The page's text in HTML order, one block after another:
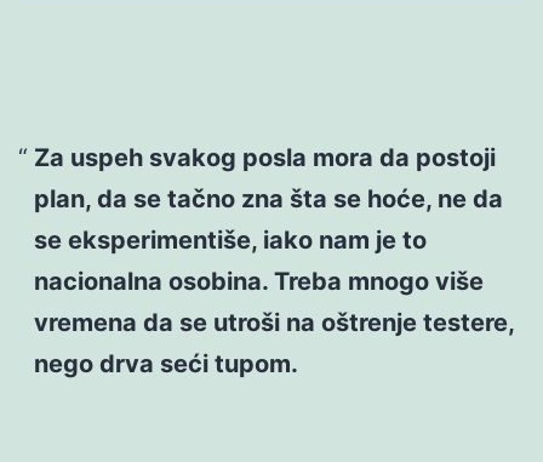
Za uspeh svakog posla mora da postoji
plan, da se tačno zna šta se hoće, ne da
se eksperimentiše, iako nam je to
nacionalna osobina. Treba mnogo više
vremena da se utroši na oštrenje testere,
nego drva seći tupom.